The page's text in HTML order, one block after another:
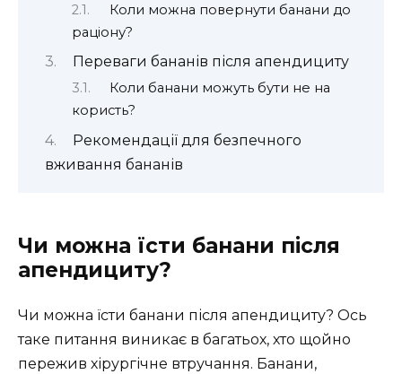
Коли можна повернути банани до
раціону?
Переваги бананів після апендициту
Коли банани можуть бути не на
користь?
Рекомендації для безпечного
вживання бананів
Чи можна їсти банани після
апендициту?
Чи можна їсти банани після апендициту? Ось
таке питання виникає в багатьох, хто щойно
пережив хірургічне втручання. Банани,